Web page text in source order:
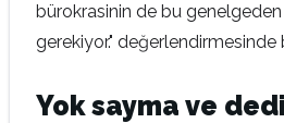
bürokrasinin de bu genelgeden
gerekiyor." değerlendirmesinde
Yok sayma ve